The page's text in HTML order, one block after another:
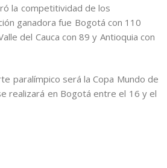
la competitividad de los
ganadora fue Bogotá con 110
del Cauca con 89 y Antioquia con
paralímpico será la Copa Mundo de
realizará en Bogotá entre el 16 y el